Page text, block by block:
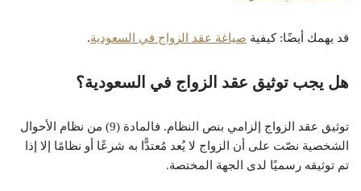
قد يهمك أيضًا: كيفية صياغة عقد الزواج في السعودية.
هل يجب توثيق عقد الزواج في السعودية؟
توثيق عقد الزواج إلزامي بنص النظام. فالمادة (9) من نظام الأحوال
الشخصية نصّت على أن الزواج لا يُعد مُعتدًّا به شرعًا أو نظامًا إلا إذا
تم توثيقه رسميًا لدى الجهة المختصة.